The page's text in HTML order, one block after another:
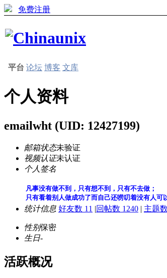
免费注册
平台 论坛 博客 文库
个人资料
emailwht (UID: 12427199)
邮箱状态未验证
视频认证未认证
个人签名
凡事没有做不到，只有想不到，只有不去做；
只有看着别人做成功了而自己还唠叨着没有人可
统计信息 好友数 11 |回帖数 1240 | 主题
性别保密
生日-
活跃概况